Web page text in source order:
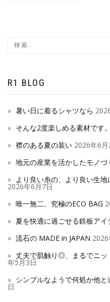
R1 BLOG
暑い日に着るシャツなら
そんな2度楽しめる素材です。
襟のある夏の装い 2026年6月
地元の産業を活かしたモノづ
より良い糸の、より良い生
2026年6月7日
唯一無二、究極のECO BAG
夏を快適に過ごせる鉄板アイ
流石の MADE in JAPAN
丈夫で肌触り◎、まるでニッ
年5月3日
シンプルなようで何処か他
日